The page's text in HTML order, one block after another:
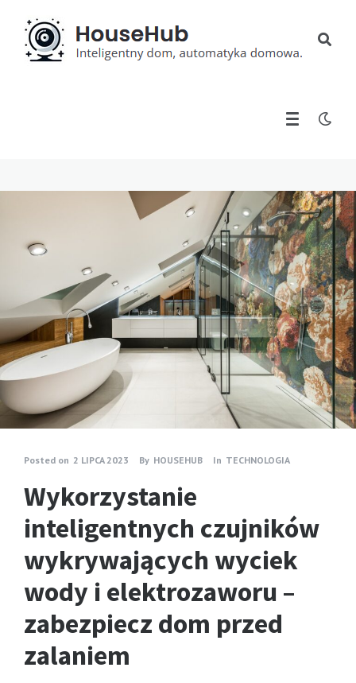
Posted on 2 LIPCA 2023 By HOUSEHUB In TECHNOLOGIA
Wykorzystanie
inteligentnych czujników
wykrywających wyciek
wody i elektrozaworu –
zabezpiecz dom przed
zalaniem